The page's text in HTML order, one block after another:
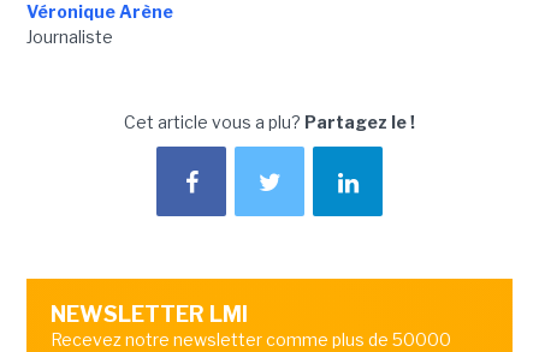
Véronique Arène
Journaliste
Cet article vous a plu? Partagez le !
NEWSLETTER LMI
Recevez notre newsletter comme plus de 50000